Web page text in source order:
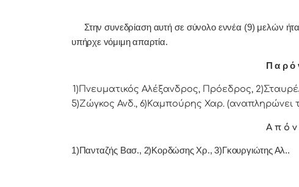
Στην συvεδρίαση αυτή σε σύνολο εννέα (9) μελών
υπήρχε vόμιμη απαρτία.
Π α ρ ό
1)Πνευματικός Αλέξανδρος, Πρόεδρoς,
5)Ζώγκος Ανδ., 6)Καμπούρης Χαρ. (αναπληρώνει
Α π ό ν
1)Πανταζής Βασ., 2)Κορδώσης Χρ., 3)Γκουργιώτης Αλ..